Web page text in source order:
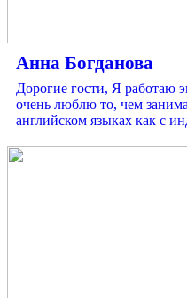
Анна Богданова
Дорогие гости, Я работаю
очень люблю то, чем
английском языках как с